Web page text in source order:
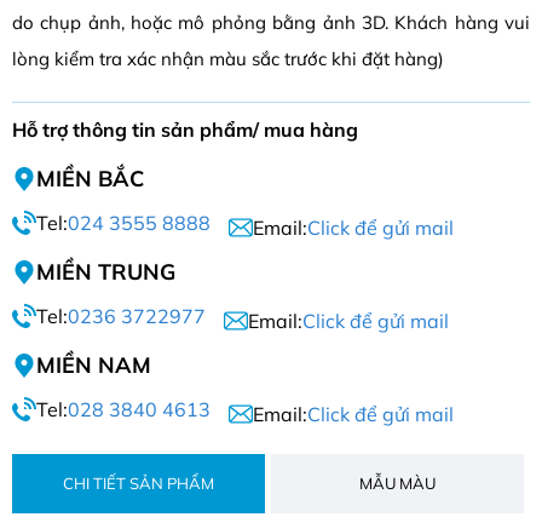
do chụp ảnh, hoặc mô phỏng bằng ảnh 3D. Khách hàng vui
lòng kiểm tra xác nhận màu sắc trước khi đặt hàng)
Hỗ trợ thông tin sản phẩm/ mua hàng
MIỀN BẮC
Tel:024 3555 8888 Email:Click để gửi mail
MIỀN TRUNG
Tel:0236 3722977 Email:Click để gửi mail
MIỀN NAM
Tel:028 3840 4613 Email:Click để gửi mail
CHI TIẾT SẢN PHẨM MẪU MÀU